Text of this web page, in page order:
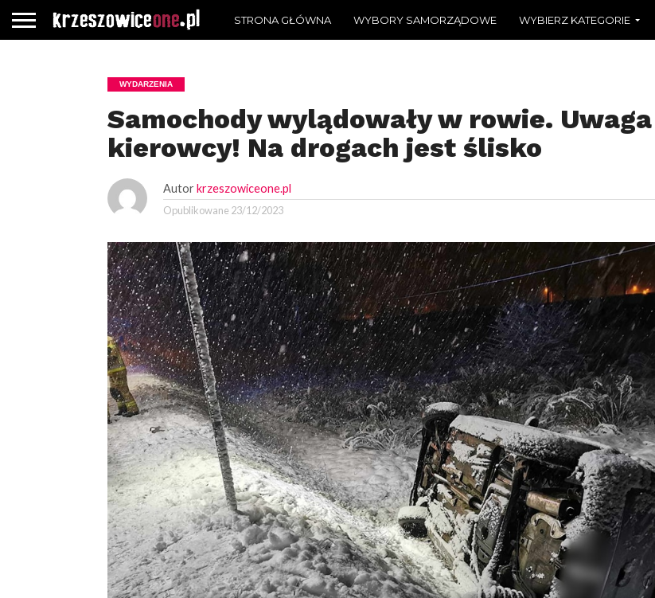
STRONA GŁÓWNA WYBORY SAMORZĄDOWE WYBIERZ KATEGORIE
WYDARZENIA
Samochody wylądowały w rowie. Uwaga
kierowcy! Na drogach jest ślisko
Autor krzeszowiceone.pl
Opublikowane 23/12/2023